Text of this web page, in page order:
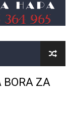
WAZIRI
BORA ZA